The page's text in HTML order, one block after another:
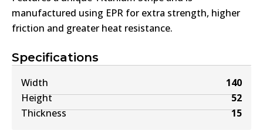
Specifications
Width
140
Height
52
Thickness
15
manufactured using EPR for extra strength, higher
friction and greater heat resistance.